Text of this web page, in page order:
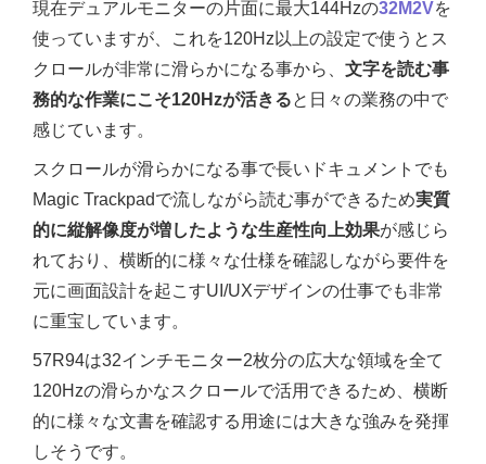
現在デュアルモニターの片面に最大144Hzの32M2Vを
使っていますが、これを120Hz以上の設定で使うとス
クロールが非常に滑らかになる事から、 文字を読む事
務的な作業にこそ120Hzが活きると日々の業務の中で
感じています。
スクロールが滑らかになる事で長いドキュメントでも
Magic Trackpadで流しながら読む事ができるため実質
的に縦解像度が増したような生産性向上効果が感じら
れており、横断的に様々な仕様を確認しながら要件を
元に画面設計を起こすUI/UXデザインの仕事でも非常
に重宝しています。
57R94は32インチモニター2枚分の広大な領域を全て
120Hzの滑らかなスクロールで活用できるため、横断
的に様々な文書を確認する用途には大きな強みを発揮
しそうです。